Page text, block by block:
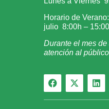
Horario de
julio 8:00h –
Durante el mes
atención al